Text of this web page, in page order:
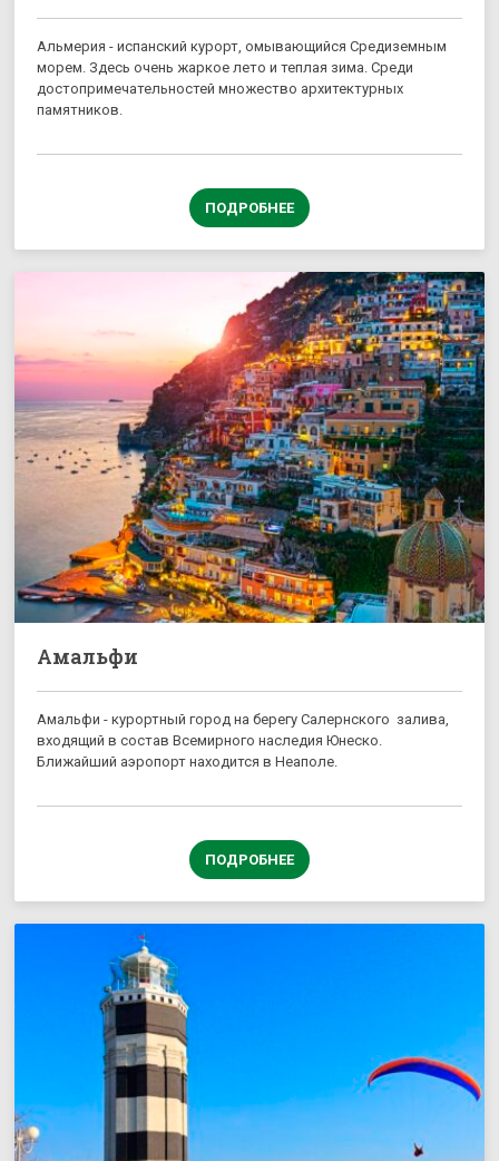
Альмерия - испанский курорт, омывающийся Средиземным
морем. Здесь очень жаркое лето и теплая зима. Среди
достопримечательностей множество архитектурных
памятников.
ПОДРОБНЕЕ
Амальфи
Амальфи - курортный город на берегу Салернского залива,
входящий в состав Всемирного наследия Юнеско.
Ближайший аэропорт находится в Неаполе.
ПОДРОБНЕЕ